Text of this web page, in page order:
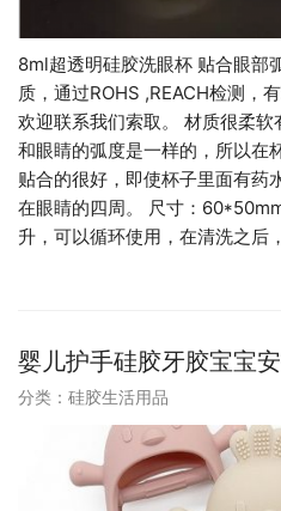
8ml超透明硅胶洗眼杯 贴合眼部
质，通过ROHS ,REACH检测，
欢迎联系我们索取。 材质很柔
和眼睛的弧度是一样的，所以在
贴合的很好，即使杯子里面有药
在眼睛的四周。 尺寸：
升，可以循环使用，在清洗之后
婴儿护手硅胶牙胶宝宝
分类： 硅胶生活用品